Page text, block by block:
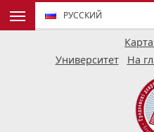
РУССКИЙ
Университет На